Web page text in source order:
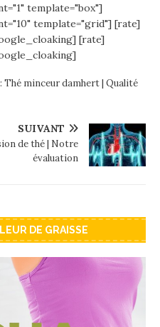
template="box"]
template="grid"] [rate]
[rate]
Thé minceur damhert | Qualité
SUIVANT
de thé | Notre
évaluation
DE GRAISSE